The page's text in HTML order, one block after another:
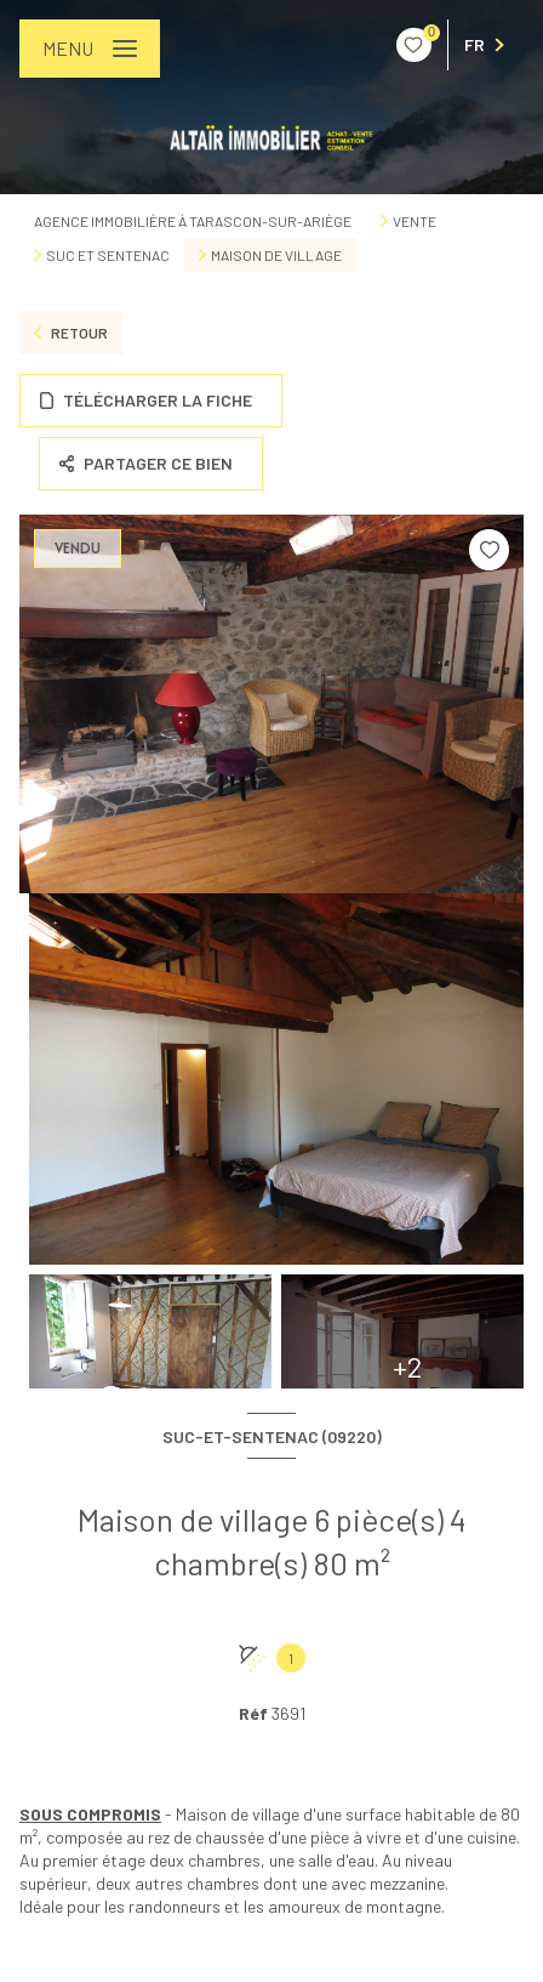
0
FR
MENU
AGENCE IMMOBILIÈRE À TARASCON-SUR-ARIÈGE
VENTE
SUC ET SENTENAC
MAISON DE VILLAGE
RETOUR
TÉLÉCHARGER LA FICHE
PARTAGER CE BIEN
VENDU
+2
SUC-ET-SENTENAC (09220)
Maison de village 6 pièce(s) 4
chambre(s) 80 m²
1
Réf 3691
SOUS COMPROMIS - Maison de village d'une surface habitable de 80
m², composée au rez de chaussée d'une pièce à vivre et d'une cuisine.
Au premier étage deux chambres, une salle d'eau. Au niveau
supérieur, deux autres chambres dont une avec mezzanine.
Idéale pour les randonneurs et les amoureux de montagne.